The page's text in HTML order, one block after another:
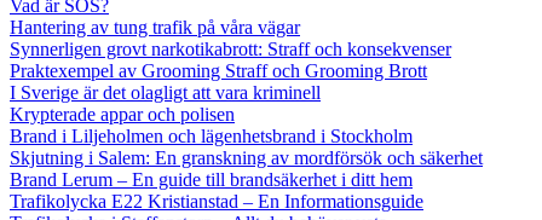
Vad är SOS?
Hantering av tung trafik på våra vägar
Synnerligen grovt narkotikabrott: Straff och konsekvenser
Praktexempel av Grooming Straff och Grooming Brott
I Sverige är det olagligt att vara kriminell
Krypterade appar och polisen
Brand i Liljeholmen och lägenhetsbrand i Stockholm
Skjutning i Salem: En granskning av mordförsök och säkerhet
Brand Lerum – En guide till brandsäkerhet i ditt hem
Trafikolycka E22 Kristianstad – En Informationsguide